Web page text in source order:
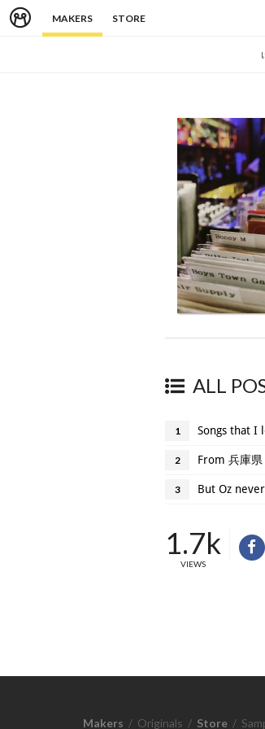
MAKERS STORE
ALL
1 Songs that
2 From 兵庫
3 But Oz
1.7k
VIEWS
Makers / Originals / Store /